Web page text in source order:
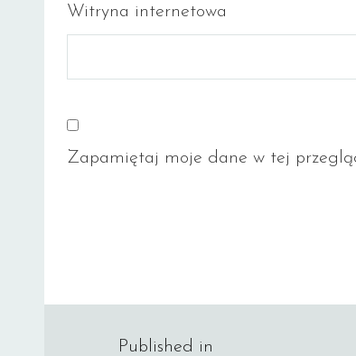
Witryna internetowa
Zapamiętaj moje dane w tej
Published in